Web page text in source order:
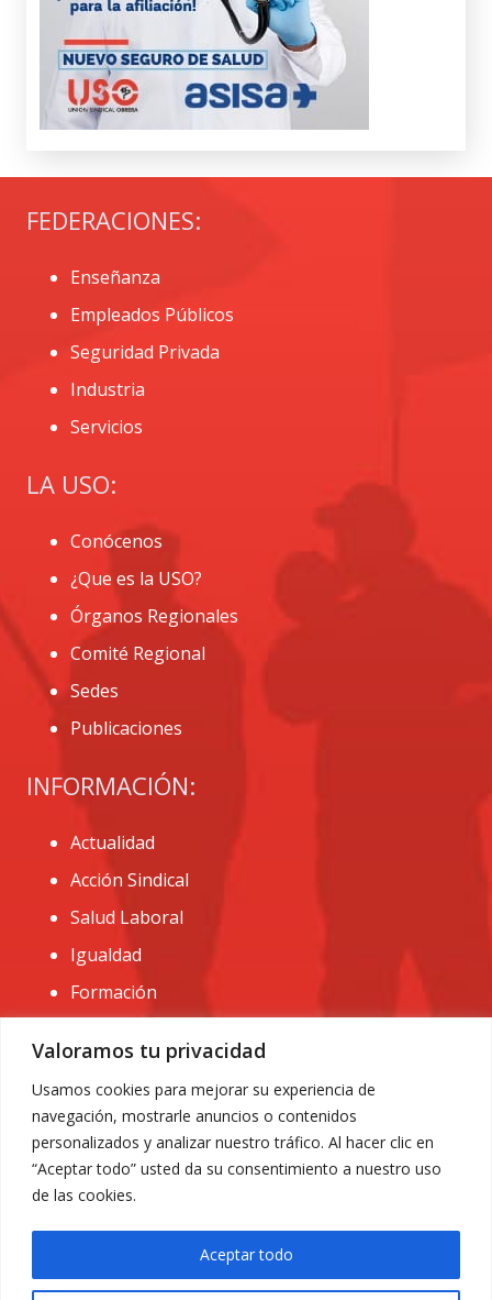
Valoramos tu privacidad
Usamos cookies para mejorar su experiencia de
navegación, mostrarle anuncios o contenidos
personalizados y analizar nuestro tráfico. Al hacer clic en
“Aceptar todo” usted da su consentimiento a nuestro uso
de las cookies.
Aceptar todo
FEDERACIONES:
Enseñanza
Empleados Públicos
Seguridad Privada
Industria
Servicios
LA USO:
Conócenos
¿Que es la USO?
Órganos Regionales
Comité Regional
Sedes
Publicaciones
INFORMACIÓN:
Actualidad
Acción Sindical
Salud Laboral
Igualdad
Formación
CONTACTO:
administracion@usomurcia.org
968 25 01 20
C/ Huerto de las bombas nº6. 30009 Murcia